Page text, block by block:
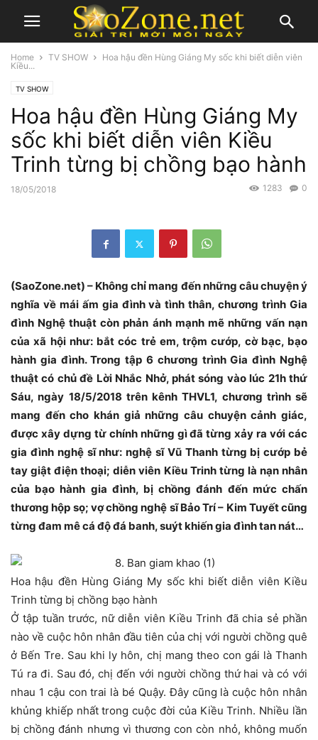
Home TV SHOW
Hoa hậu đền Hùng Giáng My sốc khi biết diễn viên
Kiều...
TV SHOW
Hoa hậu đền Hùng Giáng My
sốc khi biết diễn viên Kiều
Trinh từng bị chồng bạo hành
18/05/2018 0
1283
(SaoZone.net) – Không chỉ mang đến những câu chuyện ý
nghĩa về mái ấm gia đình và tình thân, chương trình Gia
đình Nghệ thuật còn phản ánh mạnh mẽ những vấn nạn
của xã hội như: bắt cóc trẻ em, trộm cướp, cờ bạc, bạo
hành gia đình. Trong tập 6 chương trình Gia đình Nghệ
thuật có chủ đề Lời Nhắc Nhở, phát sóng vào lúc 21h thứ
Sáu, ngày 18/5/2018 trên kênh THVL1, chương trình sẽ
mang đến cho khán giả những câu chuyện cảnh giác,
được xây dựng từ chính những gì đã từng xảy ra với các
gia đình nghệ sĩ như: nghệ sĩ Vũ Thanh từng bị cướp bẻ
tay giật điện thoại; diễn viên Kiều Trinh từng là nạn nhân
của bạo hành gia đình, bị chồng đánh đến mức chấn
thương hộp sọ; vợ chồng nghệ sĩ Bảo Trí – Kim Tuyết cũng
từng đam mê cá độ đá banh, suýt khiến gia đình tan nát…
Hoa hậu đền Hùng Giáng My sốc khi biết diễn viên Kiều
Trinh từng bị chồng bạo hành
Ở tập tuần trước, nữ diễn viên Kiều Trinh đã chia sẻ phần
nào về cuộc hôn nhân đầu tiên của chị với người chồng quê
ở Bến Tre. Sau khi ly hôn, chị mang theo con gái là Thanh
Tú ra đi. Sau đó, chị đến với người chồng thứ hai và có với
nhau 1 cậu con trai là bé Quậy. Đây cũng là cuộc hôn nhân
khủng khiếp nhất trong cuộc đời của Kiều Trinh. Nhiều lần
bị chồng đánh nhưng vì thương con còn nhỏ, không muốn